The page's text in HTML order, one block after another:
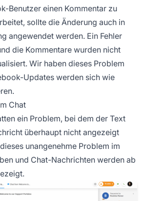
Benutzer einen Kommentar zu
sollte die Änderung auch in
angewendet werden. Ein Fehler
die Kommentare wurden nicht
Wir haben dieses Problem
Updates werden sich wie
Chat
ein Problem, bei dem der Text
überhaupt nicht angezeigt
unangenehme Problem im
und Chat-Nachrichten werden ab